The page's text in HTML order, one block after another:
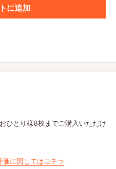
に追加
ひとり様8枚までご購入いただけ
に関してはコチラ